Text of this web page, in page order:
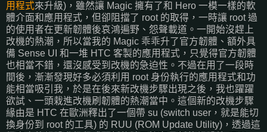
用程式來升級)，雖然讓 Magic 擁有了和 Hero 一模一樣的軟
體介面和應用程式，但卻阻擋了 root 的取得，一時讓 root 過
的使用者在更新韌體後哀鴻遍野、怨聲載道。一開始沒趕上
改機的熱潮，所以當我的 Magic 乖乖升了官方韌體、額外具
備 Sense UI 和一堆 HTC 客製的應用程式，只覺得官方韌體
也相當不錯，還沒感受到改機的急迫性。不過在用了一段時
間後，漸漸發現好多必須利用 root 身份執行的應用程式和功
能相當吸引我，於是在後來新改機步驟出現之後，我也躍躍
欲試、一頭栽進改機刷韌體的熱潮當中。這個新的改機步驟
緣由是 HTC 在歐洲釋出了一個帶 su (switch user，就是能切
換身份到 root 的工具) 的 RUU (ROM Update Utility)，透過這